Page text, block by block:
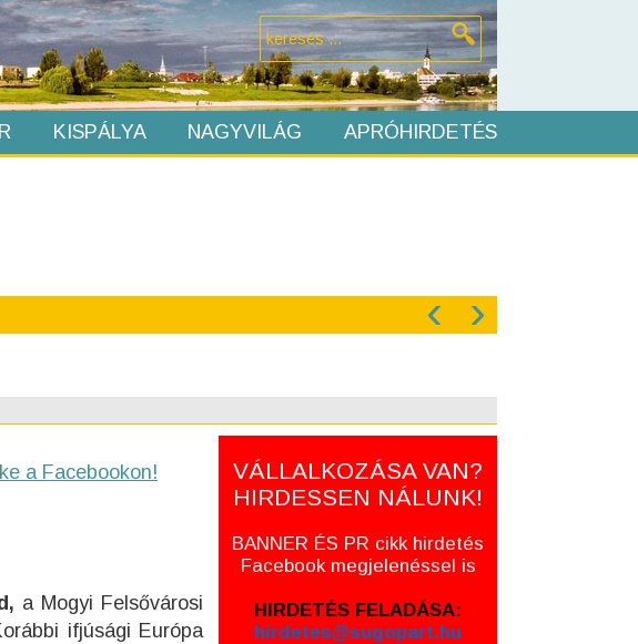
KISPÁLYA NAGYVILÁG APRÓHIRDETÉS
‹ ›
a Facebookon!
a Mogyi Felsővárosi
ifjúsági Európa
VÁLLALKOZÁSA VAN?
HIRDESSEN NÁLUNK!
BANNER ÉS PR cikk hirdetés
Facebook megjelenéssel is
HIRDETÉS FELADÁSA:
hirdetes@sugopart.hu